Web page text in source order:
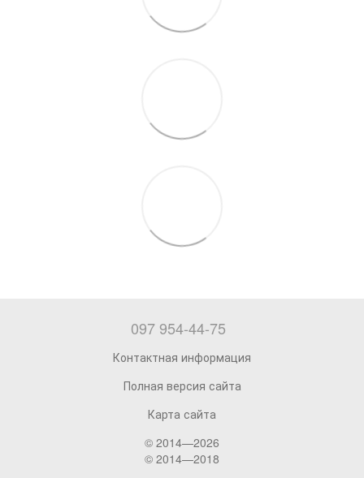
097 954-44-75
Контактная информация
Полная версия сайта
Карта сайта
© 2014—2026
© 2014—2018